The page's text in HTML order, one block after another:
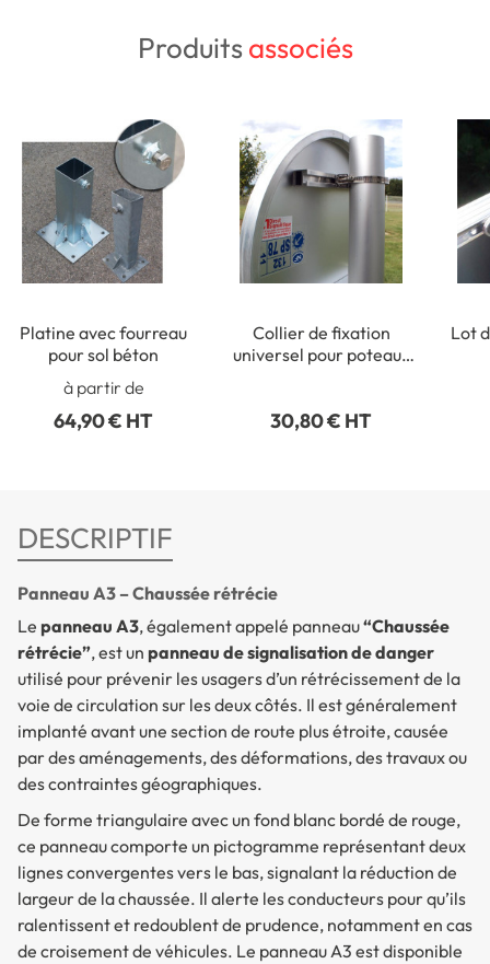
Produitsassociés
Platine avec fourreau
pour sol béton
à partir de
64,90 € HT
Collier de fixation
universel pour poteaux
30,80 € HT
Lot
DESCRIPTIF
Panneau A3 – Chaussée rétrécie
Le panneau A3, également appelé panneau“Chaussée
rétrécie”, est un panneau de signalisation de danger
utilisé pour prévenir les usagers d’un rétrécissement de la
voie de circulation sur les deux côtés. Il est généralement
implanté avant une section de route plus étroite, causée
par des aménagements, des déformations, des travaux ou
des contraintes géographiques.
De forme triangulaire avec un fond blanc bordé de rouge,
ce panneau comporte un pictogramme représentant deux
lignes convergentes vers le bas, signalant la réduction de
largeur de la chaussée. Il alerte les conducteurs pour qu’ils
ralentissent et redoublent de prudence, notamment en cas
de croisement de véhicules. Le panneau A3 est disponible